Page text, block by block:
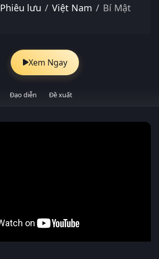
Phiêu lưu Việt Nam
Bí Mật
Xem Ngay
Đạo diễn Đề xuất